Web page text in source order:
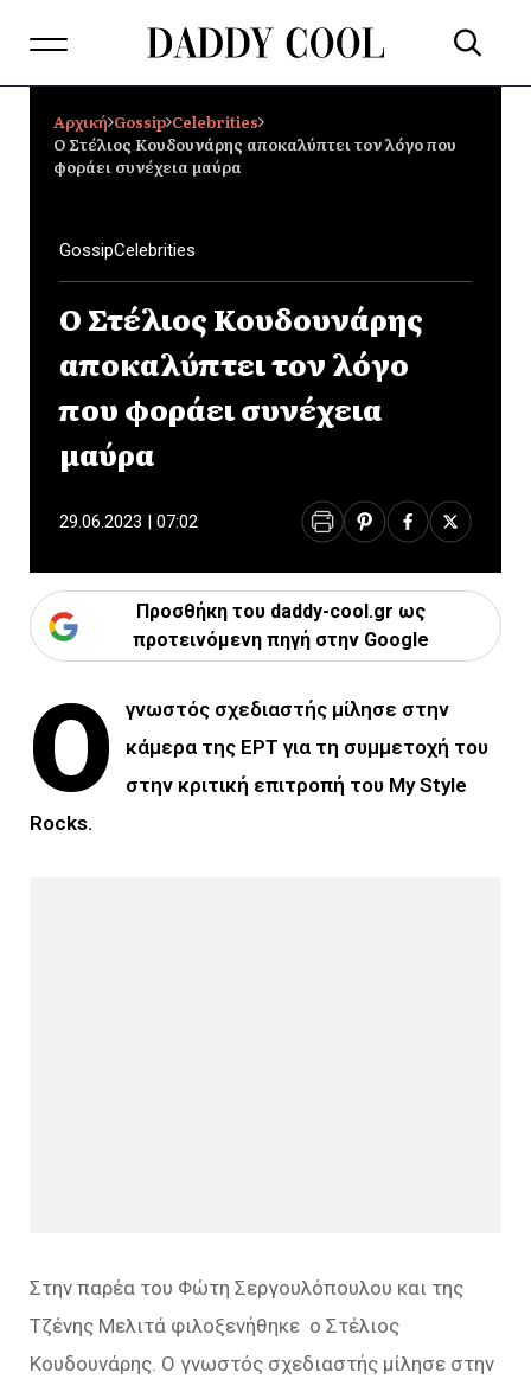
Αρχική Gossip Celebrities
Ο Στέλιος Κουδουνάρης αποκαλύπτει τον λόγο που
φοράει συνέχεια μαύρα
GossipCelebrities
Ο Στέλιος Κουδουνάρης
αποκαλύπτει τον λόγο
που φοράει συνέχεια
μαύρα
29.06.2023 | 07:02
Προσθήκη του daddy-cool.gr ως
προτεινόμενη πηγή στην Google
Ο
γνωστός σχεδιαστής μίλησε στην
κάμερα της ΕΡΤ για τη συμμετοχή του
στην κριτική επιτροπή του My Style
Rocks.
Στην παρέα του Φώτη Σεργουλόπουλου και της
Τζένης Μελιτά φιλοξενήθηκε ο Στέλιος
Κουδουνάρης. Ο γνωστός σχεδιαστής μίλησε στην